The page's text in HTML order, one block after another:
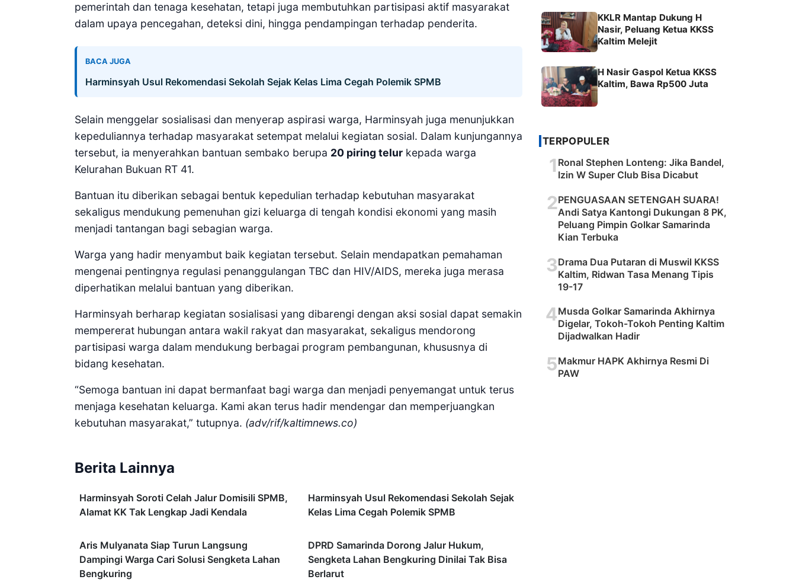
pemerintah dan tenaga kesehatan, tetapi juga membutuhkan partisipasi aktif masyarakat
dalam upaya pencegahan, deteksi dini, hingga pendampingan terhadap penderita.
BACA JUGA
Harminsyah Usul Rekomendasi Sekolah Sejak Kelas Lima Cegah Polemik SPMB
Selain menggelar sosialisasi dan menyerap aspirasi warga, Harminsyah juga menunjukkan
kepeduliannya terhadap masyarakat setempat melalui kegiatan sosial. Dalam kunjungannya
tersebut, ia menyerahkan bantuan sembako berupa 20 piring telur kepada warga
Kelurahan Bukuan RT 41.
Bantuan itu diberikan sebagai bentuk kepedulian terhadap kebutuhan masyarakat
sekaligus mendukung pemenuhan gizi keluarga di tengah kondisi ekonomi yang masih
menjadi tantangan bagi sebagian warga.
Warga yang hadir menyambut baik kegiatan tersebut. Selain mendapatkan pemahaman
mengenai pentingnya regulasi penanggulangan TBC dan HIV/AIDS, mereka juga merasa
diperhatikan melalui bantuan yang diberikan.
Harminsyah berharap kegiatan sosialisasi yang dibarengi dengan aksi sosial dapat semakin
mempererat hubungan antara wakil rakyat dan masyarakat, sekaligus mendorong
partisipasi warga dalam mendukung berbagai program pembangunan, khususnya di
bidang kesehatan.
“Semoga bantuan ini dapat bermanfaat bagi warga dan menjadi penyemangat untuk terus
menjaga kesehatan keluarga. Kami akan terus hadir mendengar dan memperjuangkan
kebutuhan masyarakat,” tutupnya. (adv/rif/kaltimnews.co)
Berita Lainnya
Harminsyah Soroti Celah Jalur Domisili SPMB,
Alamat KK Tak Lengkap Jadi Kendala
Harminsyah Usul Rekomendasi Sekolah Sejak
Kelas Lima Cegah Polemik SPMB
Aris Mulyanata Siap Turun Langsung
Dampingi Warga Cari Solusi Sengketa Lahan
Bengkuring
DPRD Samarinda Dorong Jalur Hukum,
Sengketa Lahan Bengkuring Dinilai Tak Bisa
Berlarut
KKLR Mantap Dukung H
Nasir, Peluang Ketua KKSS
Kaltim Melejit
H Nasir Gaspol Ketua KKSS
Kaltim, Bawa Rp500 Juta
TERPOPULER
1 Ronal Stephen Lonteng: Jika Bandel,
Izin W Super Club Bisa Dicabut
2PENGUASAAN SETENGAH SUARA!
Andi Satya Kantongi Dukungan 8 PK,
Peluang Pimpin Golkar Samarinda
Kian Terbuka
3Drama Dua Putaran di Muswil KKSS
Kaltim, Ridwan Tasa Menang Tipis
19-17
4Musda Golkar Samarinda Akhirnya
Digelar, Tokoh-Tokoh Penting Kaltim
Dijadwalkan Hadir
5Makmur HAPK Akhirnya Resmi Di
PAW